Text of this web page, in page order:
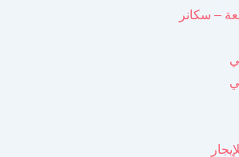
– سكانر